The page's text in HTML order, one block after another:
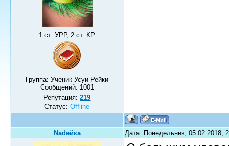
1 ст. УРР, 2 ст. КР
Группа: Ученик Усуи Рейки
Сообщений: 1001
Репутация:219
Статус:Offline
Nadeйка Дата: Понедельник, 05.02.2018,